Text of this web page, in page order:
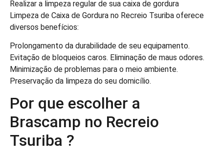
Realizar a limpeza regular de sua caixa de gordura
Limpeza de Caixa de Gordura no Recreio Tsuriba oferece
diversos benefícios:
Prolongamento da durabilidade de seu equipamento.
Evitação de bloqueios caros. Eliminação de maus odores.
Minimização de problemas para o meio ambiente.
Preservação da limpeza do seu domicílio.
Por que escolher a
Brascamp no Recreio
Tsuriba ?